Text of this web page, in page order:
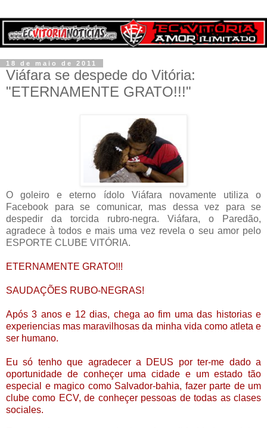
18 de maio de 2011
Viáfara se despede do Vitória:
"ETERNAMENTE GRATO!!!"
O goleiro e eterno ídolo Viáfara novamente utiliza o
Facebook para se comunicar, mas dessa vez para se
despedir da torcida rubro-negra. Viáfara, o Paredão,
agradece à todos e mais uma vez revela o seu amor pelo
ESPORTE CLUBE VITÓRIA.
ETERNAMENTE GRATO!!!
SAUDAÇÕES RUBO-NEGRAS!
Após 3 anos e 12 dias, chega ao fim uma das historias e
experiencias mas maravilhosas da minha vida como atleta e
ser humano.
Eu só tenho que agradecer a DEUS por ter-me dado a
oportunidade de conheçer uma cidade e um estado tão
especial e magico como Salvador-bahia, fazer parte de um
clube como ECV, de conheçer pessoas de todas as clases
sociales.